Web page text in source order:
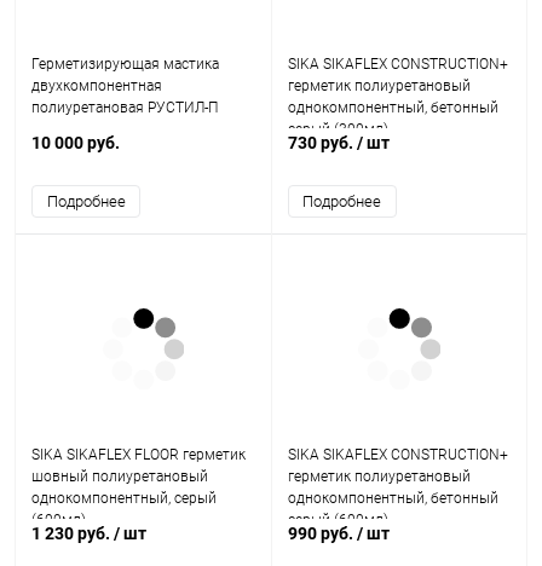
Герметизирующая мастика
двухкомпонентная
полиуретановая РУСТИЛ-П
10 000 руб.
Подробнее
SIKA SIKAFLEX CONSTRUCTION+
герметик полиуретановый
однокомпонентный, бетонный
серый (300мл)
730 руб. / шт
Подробнее
SIKA SIKAFLEX FLOOR герметик
шовный полиуретановый
однокомпонентный, серый
(600мл)
1 230 руб. / шт
SIKA SIKAFLEX CONSTRUCTION+
герметик полиуретановый
однокомпонентный, бетонный
серый (600мл)
990 руб. / шт